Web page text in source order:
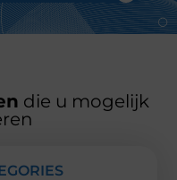
die u mogelijk